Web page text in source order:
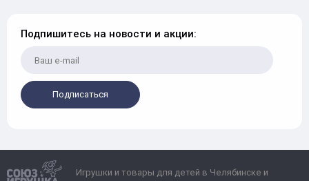
Подпишитесь на новости и акции:
Подписаться
Игрушки и товары для детей в Челябинске и